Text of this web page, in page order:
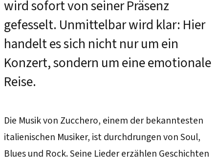
wird sofort von seiner Präsenz
gefesselt. Unmittelbar wird klar: Hier
handelt es sich nicht nur um ein
Konzert, sondern um eine emotionale
Reise.
Die Musik von Zucchero, einem der bekanntesten
italienischen Musiker, ist durchdrungen von Soul,
Blues und Rock. Seine Lieder erzählen Geschichten